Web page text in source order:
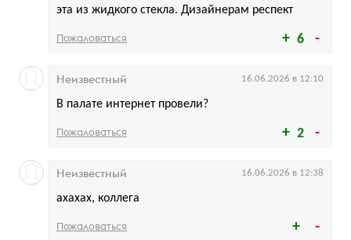
6
эта из жидкого стекла. Дизайнерам респект
Пожаловаться
2
В палате интернет провели?
Неизвестный 16.06.2026 в 12:10
Пожаловаться
ахахах, коллега
Неизвестный 16.06.2026 в 12:38
Пожаловаться